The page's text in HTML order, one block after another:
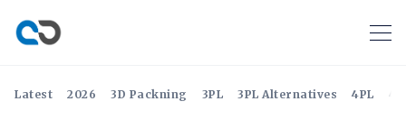
Latest 2026 3D Packning 3PL 3PL Alternatives 4PL